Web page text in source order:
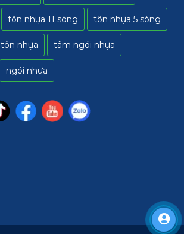
tôn nhựa 11 sóng tôn nhựa 5 sóng
tôn nhựa tấm ngói nhựa
ngói nhựa